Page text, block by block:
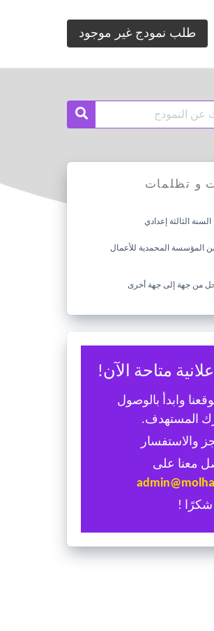
طلب نمودج غير موجود
Search
و تظلمات
الثالثة إعدادي
المؤسسة المحمدية للأعمال
من جهة إلى جهة أخرى
متاحة الآن!
وابدأ بالوصول
المستهدف.
والاستفسار
معنا على
شكرًا !